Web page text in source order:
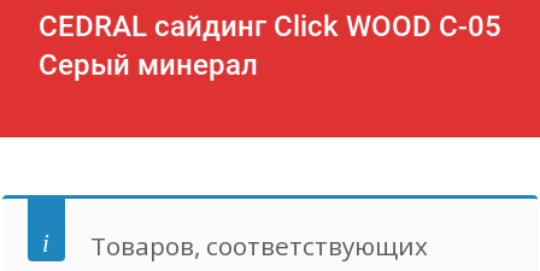
CEDRAL сайдинг Click WOOD С-05
Серый минерал
Товаров, соответствующих